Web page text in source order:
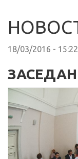
18/03/2016 - 15:22